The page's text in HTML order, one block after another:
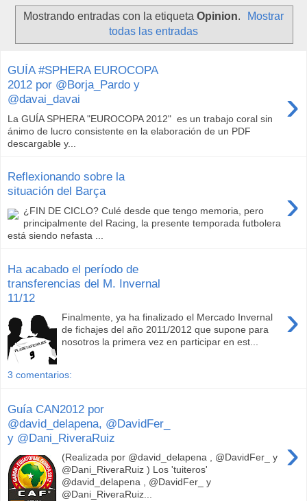
Mostrando entradas con la etiqueta Opinion.
Mostrar
todas las entradas
GUÍA #SPHERA EUROCOPA
2012 por @Borja_Pardo y
@davai_davai
›
La GUÍA SPHERA "EUROCOPA 2012" es un trabajo coral sin
ánimo de lucro consistente en la elaboración de un PDF
descargable y...
Reflexionando sobre la
situación del Barça
›
¿FIN DE CICLO? Culé desde que tengo memoria, pero
principalmente del Racing, la presente temporada futbolera
está siendo nefasta ...
Ha acabado el período de
transferencias del M. Invernal
11/12
›
Finalmente, ya ha finalizado el Mercado Invernal
de fichajes del año 2011/2012 que supone para
nosotros la primera vez en participar en est...
3 comentarios:
Guía CAN2012 por
@david_delapena, @DavidFer_
y @Dani_RiveraRuiz
›
(Realizada por @david_delapena , @DavidFer_ y
@Dani_RiveraRuiz ) Los 'tuiteros'
@david_delapena , @DavidFer_ y
@Dani_RiveraRuiz...